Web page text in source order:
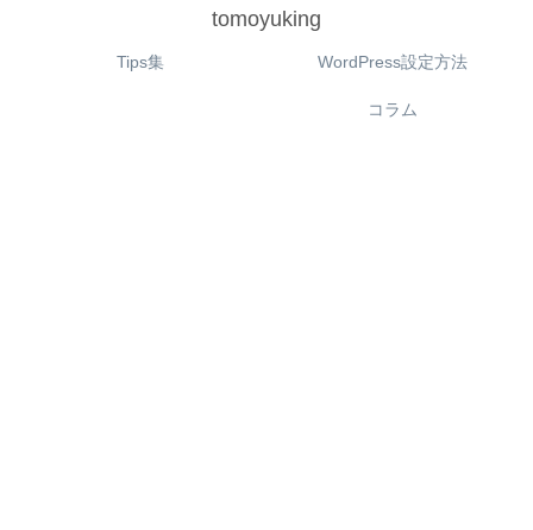
tomoyuking
Tips集 WordPress設定方法
コラム